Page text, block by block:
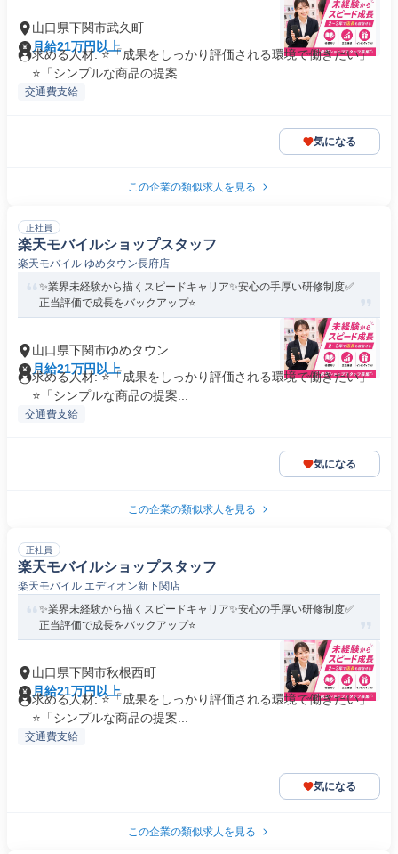
山口県下関市武久町
月給21万円以上
求める人材: ⭐「成果をしっかり評価される環境で働きたい」
⭐「シンプルな商品の提案...
交通費支給
気になる
この企業の類似求人を見る
正社員
楽天モバイルショップスタッフ
楽天モバイル ゆめタウン長府店
✨業界未経験から描くスピードキャリア✨安心の手厚い研修制度✅
正当評価で成長をバックアップ⭐
山口県下関市ゆめタウン
月給21万円以上
求める人材: ⭐「成果をしっかり評価される環境で働きたい」
⭐「シンプルな商品の提案...
交通費支給
気になる
この企業の類似求人を見る
正社員
楽天モバイルショップスタッフ
楽天モバイル エディオン新下関店
✨業界未経験から描くスピードキャリア✨安心の手厚い研修制度✅
正当評価で成長をバックアップ⭐
山口県下関市秋根西町
月給21万円以上
求める人材: ⭐「成果をしっかり評価される環境で働きたい」
⭐「シンプルな商品の提案...
交通費支給
気になる
この企業の類似求人を見る